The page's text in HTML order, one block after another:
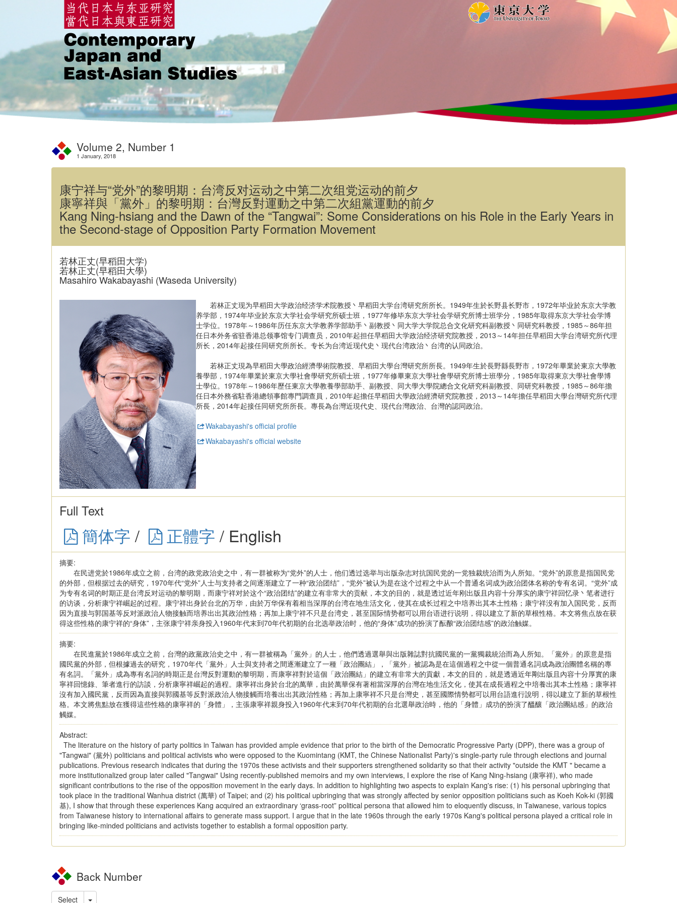
Volume 2, Number 1
1 January, 2018
康宁祥与“党外”的黎明期：台湾反对运动之中第二次组党运动的前夕
康寧祥與「黨外」的黎明期：台灣反對運動之中第二次組黨運動的前夕
Kang Ning-hsiang and the Dawn of the “Tangwai”: Some Considerations on his Role in the Early Years in
the Second-stage of Opposition Party Formation Movement
若林正丈(早稻田大学)
若林正丈(早稻田大學)
Masahiro Wakabayashi (Waseda University)
若林正丈现为早稻田大学政治经济学术院教授丶早稻田大学台湾研究所所长。1949年生於长野县长野市，1972年毕业於东京大学教
养学部，1974年毕业於东京大学社会学研究所硕士班，1977年修毕东京大学社会学研究所博士班学分，1985年取得东京大学社会学博
士学位。1978年～1986年历任东京大学教养学部助手丶副教授丶同大学大学院总合文化研究科副教授丶同研究科教授，1985～86年担
任日本外务省驻香港总领事馆专门调查员，2010年起担任早稻田大学政治经济研究院教授，2013～14年担任早稻田大学台湾研究所代理
所长，2014年起接任同研究所所长。专长为台湾近现代史丶现代台湾政治丶台湾的认同政治。
若林正丈現為早稻田大學政治經濟學術院教授、早稻田大學台灣研究所所長。1949年生於長野縣長野市，1972年畢業於東京大學教
養學部，1974年畢業於東京大學社會學研究所碩士班，1977年修畢東京大學社會學研究所博士班學分，1985年取得東京大學社會學博
士學位。1978年～1986年歷任東京大學教養學部助手、副教授、同大學大學院總合文化研究科副教授、同研究科教授，1985～86年擔
任日本外務省駐香港總領事館專門調查員，2010年起擔任早稻田大學政治經濟研究院教授，2013～14年擔任早稻田大學台灣研究所代理
所長，2014年起接任同研究所所長。專長為台灣近現代史、現代台灣政治、台灣的認同政治。
Wakabayashi's official profile
Wakabayashi's official website
Full Text
簡体字 / 正體字 / English
摘要:
在民进党於1986年成立之前，台湾的政党政治史之中，有一群被称为“党外”的人士，他们透过选举与出版杂志对抗国民党的一党独裁统治而为人所知。“党外”的原意是指国民党
的外部，但根据过去的研究，1970年代“党外”人士与支持者之间逐渐建立了一种“政治团结”，“党外”被认为是在这个过程之中从一个普通名词成为政治团体名称的专有名词。“党外”成
为专有名词的时期正是台湾反对运动的黎明期，而康宁祥对於这个“政治团结”的建立有非常大的贡献，本文的目的，就是透过近年刚出版且内容十分厚实的康宁祥回忆录丶笔者进行
的访谈，分析康宁祥崛起的过程。康宁祥出身於台北的万华，由於万华保有着相当深厚的台湾在地生活文化，使其在成长过程之中培养出其本土性格；康宁祥没有加入国民党，反而
因为直接与郭国基等反对派政治人物接触而培养出出其政治性格；再加上康宁祥不只是台湾史，甚至国际情势都可以用台语进行说明，得以建立了新的草根性格。本文将焦点放在获
得这些性格的康宁祥的“身体”，主张康宁祥亲身投入1960年代末到70年代初期的台北选举政治时，他的“身体”成功的扮演了酝酿“政治团结感”的政治触媒。
摘要:
在民進黨於1986年成立之前，台灣的政黨政治史之中，有一群被稱為「黨外」的人士，他們透過選舉與出版雜誌對抗國民黨的一黨獨裁統治而為人所知。「黨外」的原意是指
國民黨的外部，但根據過去的研究，1970年代「黨外」人士與支持者之間逐漸建立了一種「政治團結」，「黨外」被認為是在這個過程之中從一個普通名詞成為政治團體名稱的專
有名詞。「黨外」成為專有名詞的時期正是台灣反對運動的黎明期，而康寧祥對於這個「政治團結」的建立有非常大的貢獻，本文的目的，就是透過近年剛出版且內容十分厚實的康
寧祥回憶錄、筆者進行的訪談，分析康寧祥崛起的過程。康寧祥出身於台北的萬華，由於萬華保有著相當深厚的台灣在地生活文化，使其在成長過程之中培養出其本土性格；康寧祥
沒有加入國民黨，反而因為直接與郭國基等反對派政治人物接觸而培養出出其政治性格；再加上康寧祥不只是台灣史，甚至國際情勢都可以用台語進行說明，得以建立了新的草根性
格。本文將焦點放在獲得這些性格的康寧祥的「身體」，主張康寧祥親身投入1960年代末到70年代初期的台北選舉政治時，他的「身體」成功的扮演了醞釀「政治團結感」的政治
觸媒。
Abstract:
The literature on the history of party politics in Taiwan has provided ample evidence that prior to the birth of the Democratic Progressive Party (DPP), there was a group of
"Tangwai" (黨外) politicians and political activists who were opposed to the Kuomintang (KMT, the Chinese Nationalist Party)'s single-party rule through elections and journal
publications. Previous research indicates that during the 1970s these activists and their supporters strengthened solidarity so that their activity "outside the KMT " became a
more institutionalized group later called "Tangwai" Using recently-published memoirs and my own interviews, I explore the rise of Kang Ning-hsiang (康寧祥), who made
significant contributions to the rise of the opposition movement in the early days. In addition to highlighting two aspects to explain Kang's rise: (1) his personal upbringing that
took place in the traditional Wanhua district (萬華) of Taipei; and (2) his political upbringing that was strongly affected by senior opposition politicians such as Koeh Kok-ki (郭國
基), I show that through these experiences Kang acquired an extraordinary ‘grass-root” political persona that allowed him to eloquently discuss, in Taiwanese, various topics
from Taiwanese history to international affairs to generate mass support. I argue that in the late 1960s through the early 1970s Kang's political persona played a critical role in
bringing like-minded politicians and activists together to establish a formal opposition party.
Back Number
Select